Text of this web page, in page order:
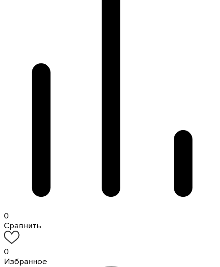
0
Сравнить
0
Избранное